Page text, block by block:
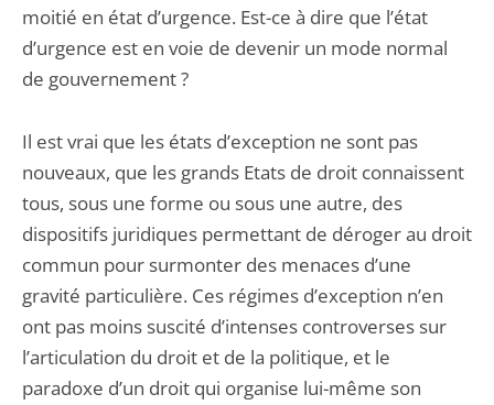
moitié en état d’urgence. Est-ce à dire que l’état
d’urgence est en voie de devenir un mode normal
de gouvernement ?
Il est vrai que les états d’exception ne sont pas
nouveaux, que les grands Etats de droit connaissent
tous, sous une forme ou sous une autre, des
dispositifs juridiques permettant de déroger au droit
commun pour surmonter des menaces d’une
gravité particulière. Ces régimes d’exception n’en
ont pas moins suscité d’intenses controverses sur
l’articulation du droit et de la politique, et le
paradoxe d’un droit qui organise lui-même son